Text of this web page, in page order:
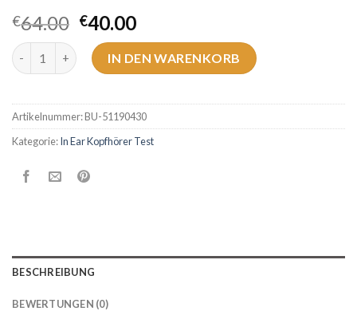
€64.00 €40.00
in ear kopfhörer test MengeIN DEN WARENKORB
Artikelnummer:BU-51190430
Kategorie:In Ear Kopfhörer Test
BESCHREIBUNG
BEWERTUNGEN (0)